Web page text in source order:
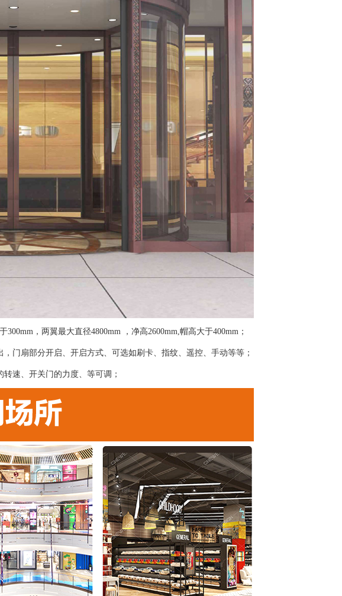
，两翼最大直径4800mm ，净高2600mm,帽高大于400mm；
门扇部分开启、开启方式、可选如刷卡、指纹、遥控、手动等等；
速、开关门的力度、等可调；